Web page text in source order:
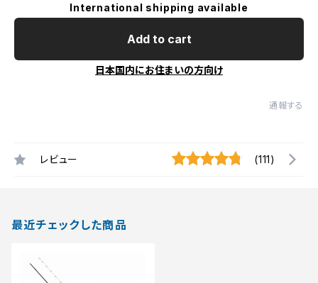
International shipping available
Add to cart
日本国内にお住まいの方向け
通報する
レビュー (111)
最近チェックした商品